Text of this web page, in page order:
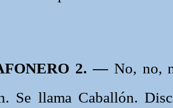
2. — No, no,
Se llama Caballón.